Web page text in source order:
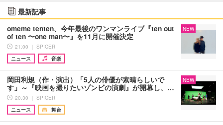
最新記事
omeme tenten、今年最後のワンマンライブ『ten out
of ten 〜one man〜』を11月に開催決定
21:00 ｜ SPICER
ニュース
音楽
NEW
岡田利規（作・演出）「5人の俳優が素晴らしいで
す」～『映画を撮りたいゾンビの演劇』が開幕し、…
20:30 ｜ SPICER
ニュース
舞台
NEW